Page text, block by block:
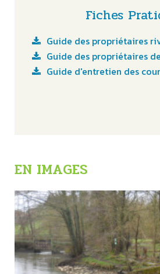
Fiches
Guide des propriétaires
Guide des propriétaires
Guide d'entretien des
EN IMAGES